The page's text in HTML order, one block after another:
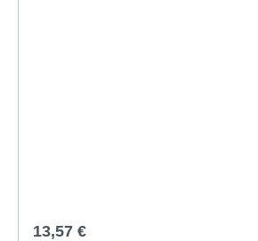
Regulärer Preis:
13,57 €